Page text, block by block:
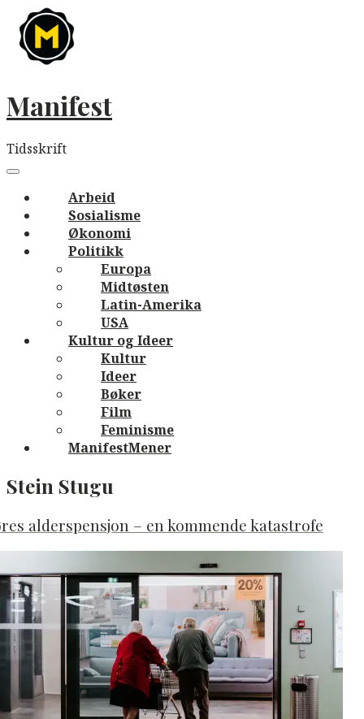
Skip
content
Manifest
Tidsskrift
navigation
Menu
Arbeid
Sosialisme
Økonomi
Politikk
Europa
Midtøsten
Latin-Amerika
USA
Kultur og Ideer
Kultur
Ideer
Bøker
Film
Feminisme
ManifestMener
Stein Stugu
alderspensjon – en kommende katastrofe